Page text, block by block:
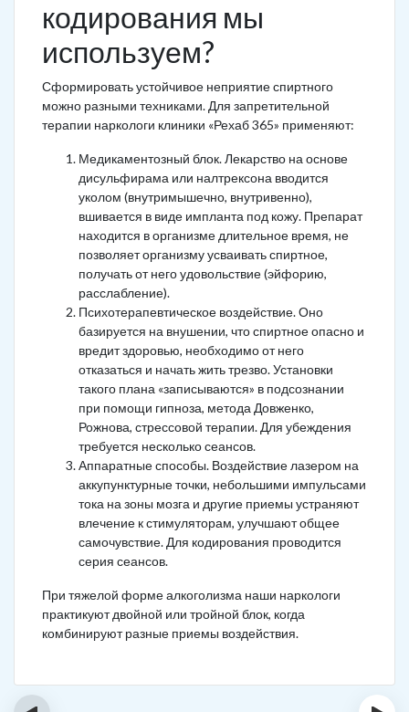
кодирования мы
используем?
Сформировать устойчивое неприятие спиртного
можно разными техниками. Для запретительной
терапии наркологи клиники «Рехаб 365» применяют:
Медикаментозный блок. Лекарство на основе
дисульфирама или налтрексона вводится
уколом (внутримышечно, внутривенно),
вшивается в виде импланта под кожу. Препарат
находится в организме длительное время, не
позволяет организму усваивать спиртное,
получать от него удовольствие (эйфорию,
расслабление).
Психотерапевтическое воздействие. Оно
базируется на внушении, что спиртное опасно и
вредит здоровью, необходимо от него
отказаться и начать жить трезво. Установки
такого плана «записываются» в подсознании
при помощи гипноза, метода Довженко,
Рожнова, стрессовой терапии. Для убеждения
требуется несколько сеансов.
Аппаратные способы. Воздействие лазером на
аккупунктурные точки, небольшими импульсами
тока на зоны мозга и другие приемы устраняют
влечение к стимуляторам, улучшают общее
самочувствие. Для кодирования проводится
серия сеансов.
При тяжелой форме алкоголизма наши наркологи
практикуют двойной или тройной блок, когда
комбинируют разные приемы воздействия.